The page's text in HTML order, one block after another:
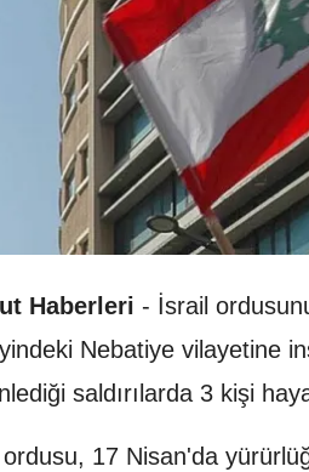
Haberleri - İsrail
Nebatiye vilayetine
saldırılarda 3 kişi
17 Nisan'da